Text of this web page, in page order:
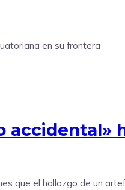
accidental»
que el hallazgo de un